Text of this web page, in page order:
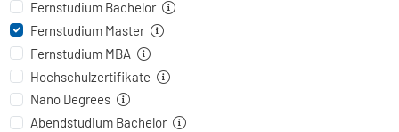
Fernstudium Bachelor
Fernstudium Master
Fernstudium MBA
Hochschulzertifikate
Nano Degrees
Abendstudium Bachelor